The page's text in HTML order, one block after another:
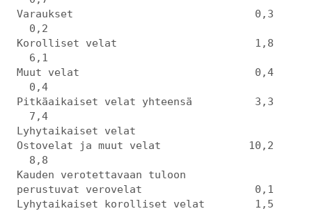
Varaukset 0,3
0,2
Korolliset velat 1,8
6,1
Muut velat 0,4
0,4
Pitkäaikaiset velat yhteensä 3,3
7,4
Lyhytaikaiset velat
Ostovelat ja muut velat 10,2
8,8
Kauden verotettavaan tuloon
perustuvat verovelat 0,1
Lyhytaikaiset korolliset velat 1,5